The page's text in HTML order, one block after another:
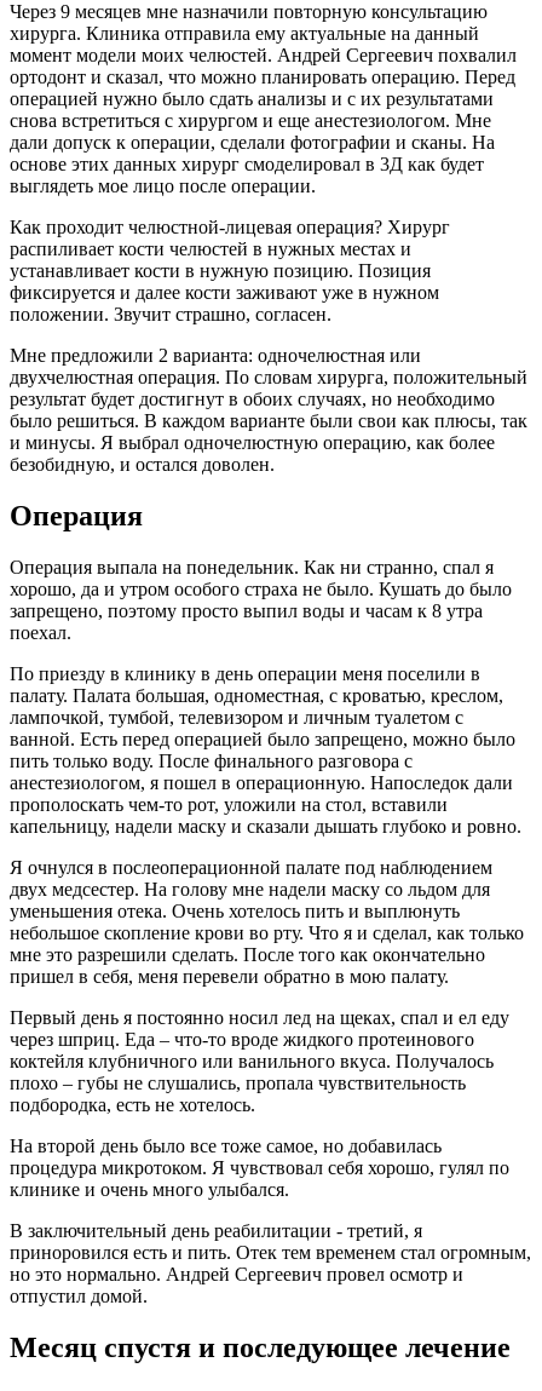
Через 9 месяцев мне назначили повторную консультацию
хирурга. Клиника отправила ему актуальные на данный
момент модели моих челюстей. Андрей Сергеевич похвалил
ортодонт и сказал, что можно планировать операцию. Перед
операцией нужно было сдать анализы и с их результатами
снова встретиться с хирургом и еще анестезиологом. Мне
дали допуск к операции, сделали фотографии и сканы. На
основе этих данных хирург смоделировал в 3Д как будет
выглядеть мое лицо после операции.
Как проходит челюстной-лицевая операция? Хирург
распиливает кости челюстей в нужных местах и
устанавливает кости в нужную позицию. Позиция
фиксируется и далее кости заживают уже в нужном
положении. Звучит страшно, согласен.
Мне предложили 2 варианта: одночелюстная или
двухчелюстная операция. По словам хирурга, положительный
результат будет достигнут в обоих случаях, но необходимо
было решиться. В каждом варианте были свои как плюсы, так
и минусы. Я выбрал одночелюстную операцию, как более
безобидную, и остался доволен.
Операция
Операция выпала на понедельник. Как ни странно, спал я
хорошо, да и утром особого страха не было. Кушать до было
запрещено, поэтому просто выпил воды и часам к 8 утра
поехал.
По приезду в клинику в день операции меня поселили в
палату. Палата большая, одноместная, с кроватью, креслом,
лампочкой, тумбой, телевизором и личным туалетом с
ванной. Есть перед операцией было запрещено, можно было
пить только воду. После финального разговора с
анестезиологом, я пошел в операционную. Напоследок дали
прополоскать чем-то рот, уложили на стол, вставили
капельницу, надели маску и сказали дышать глубоко и ровно.
Я очнулся в послеоперационной палате под наблюдением
двух медсестер. На голову мне надели маску со льдом для
уменьшения отека. Очень хотелось пить и выплюнуть
небольшое скопление крови во рту. Что я и сделал, как только
мне это разрешили сделать. После того как окончательно
пришел в себя, меня перевели обратно в мою палату.
Первый день я постоянно носил лед на щеках, спал и ел еду
через шприц. Еда – что-то вроде жидкого протеинового
коктейля клубничного или ванильного вкуса. Получалось
плохо – губы не слушались, пропала чувствительность
подбородка, есть не хотелось.
На второй день было все тоже самое, но добавилась
процедура микротоком. Я чувствовал себя хорошо, гулял по
клинике и очень много улыбался.
В заключительный день реабилитации - третий, я
приноровился есть и пить. Отек тем временем стал огромным,
но это нормально. Андрей Сергеевич провел осмотр и
отпустил домой.
Месяц спустя и последующее лечение